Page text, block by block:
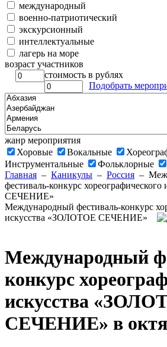
международный
военно-патриотический
экскурсионный
интеллектуальные
лагерь на море
возраст участников
стоимость в рублях
Подобрать
жанр мероприятия
Хоровые
Вокальные
Инструментальные
Фольклорные
Главная – Каникулы – Россия –
фестиваль-конкурс
СЕЧЕНИЕ»
Международный фестиваль-конкурс
искусства «ЗОЛОТОЕ СЕЧЕНИЕ»
Международный
конкурс
искусства
СЕЧЕНИЕ» в